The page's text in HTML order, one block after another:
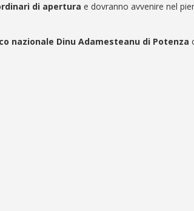
di apertura e dovranno avvenire nel
nazionale Dinu Adamesteanu di Potenza